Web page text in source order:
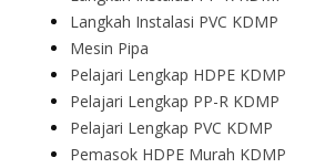
Langkah Instalasi PVC KDMP
Mesin Pipa
Pelajari Lengkap HDPE KDMP
Pelajari Lengkap PP-R KDMP
Pelajari Lengkap PVC KDMP
Pemasok HDPE Murah KDMP